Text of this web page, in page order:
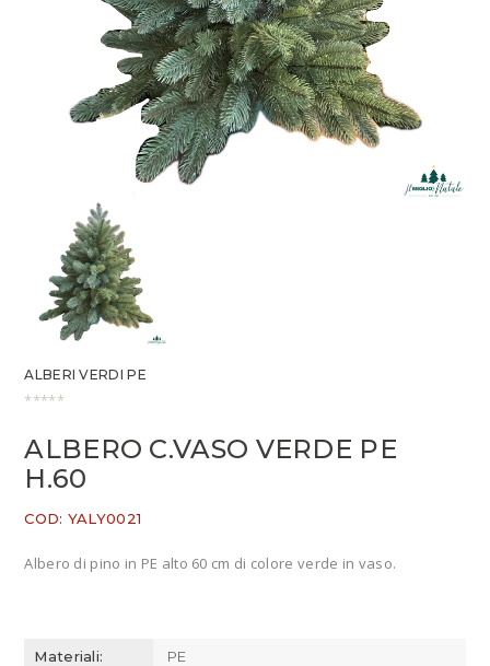
ALBERI VERDI PE
ALBERO C.VASO VERDE PE
H.60
COD: YALY0021
Albero di pino in PE alto 60 cm di colore verde in vaso.
Materiali: PE